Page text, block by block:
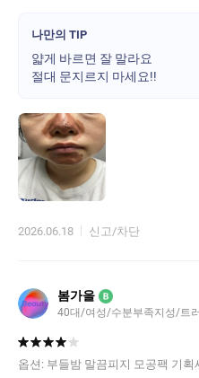
다들 문지르지 말라고 한 이유가
얇게 바르고 5분있으니 마르면
트헤드는 눈으로 보여요. 근데
게 돼요. 단점은 피부도 좀 건조
입이었으면 둘다 써보는건데 싶
나만의 TIP
얇게 바르면 잘 말라요
절대 문지르지 마세요!!
2026.06.18 신고/차단
봄가을 B
40대/여성/수분부족지성/트
옵션: 부들밤 말끔피지 모공팩 기획